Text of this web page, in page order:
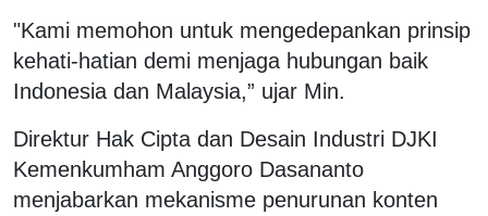
"Kami memohon untuk mengedepankan prinsip
kehati-hatian demi menjaga hubungan baik
Indonesia dan Malaysia,” ujar Min.
Direktur Hak Cipta dan Desain Industri DJKI
Kemenkumham Anggoro Dasananto
menjabarkan mekanisme penurunan konten